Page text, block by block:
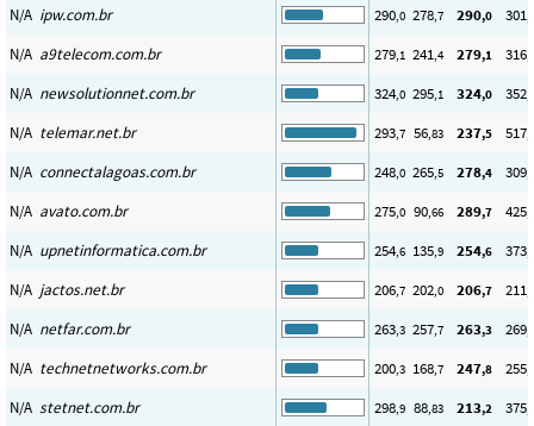
N/A ipw.com.br 290,0 278,7 290,0 301
N/A a9telecom.com.br 279,1 241,4 279,1 316
N/A newsolutionnet.com.br 324,0 295,1 324,0 352
N/A telemar.net.br 293,7 56,83 237,5 517
N/A connectalagoas.com.br 248,0 265,5 278,4 309
N/A avato.com.br 275,0 90,66 289,7 425
N/A upnetinformatica.com.br 254,6 135,9 254,6 373
N/A jactos.net.br 206,7 202,0 206,7 211
N/A netfar.com.br 263,3 257,7 263,3 269
N/A technetnetworks.com.br 200,3 168,7 247,8 255
N/A stetnet.com.br 298,9 88,83 213,2 375